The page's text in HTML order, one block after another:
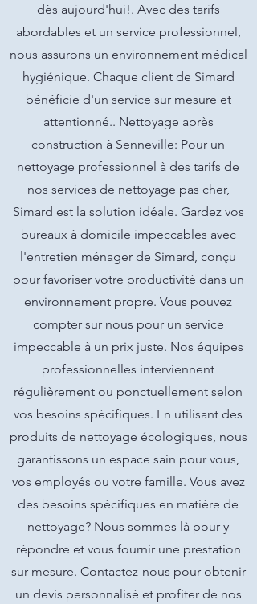
dès aujourd'hui!. Avec des tarifs
abordables et un service professionnel,
nous assurons un environnement médical
hygiénique. Chaque client de Simard
bénéficie d'un service sur mesure et
attentionné.. Nettoyage après
construction à Senneville: Pour un
nettoyage professionnel à des tarifs de
nos services de nettoyage pas cher,
Simard est la solution idéale. Gardez vos
bureaux à domicile impeccables avec
l'entretien ménager de Simard, conçu
pour favoriser votre productivité dans un
environnement propre. Vous pouvez
compter sur nous pour un service
impeccable à un prix juste. Nos équipes
professionnelles interviennent
régulièrement ou ponctuellement selon
vos besoins spécifiques. En utilisant des
produits de nettoyage écologiques, nous
garantissons un espace sain pour vous,
vos employés ou votre famille. Vous avez
des besoins spécifiques en matière de
nettoyage? Nous sommes là pour y
répondre et vous fournir une prestation
sur mesure. Contactez-nous pour obtenir
un devis personnalisé et profiter de nos